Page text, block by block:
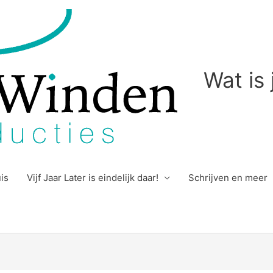
Wat is
Vijf Jaar Later is eindelijk daar! Schrijven en meer